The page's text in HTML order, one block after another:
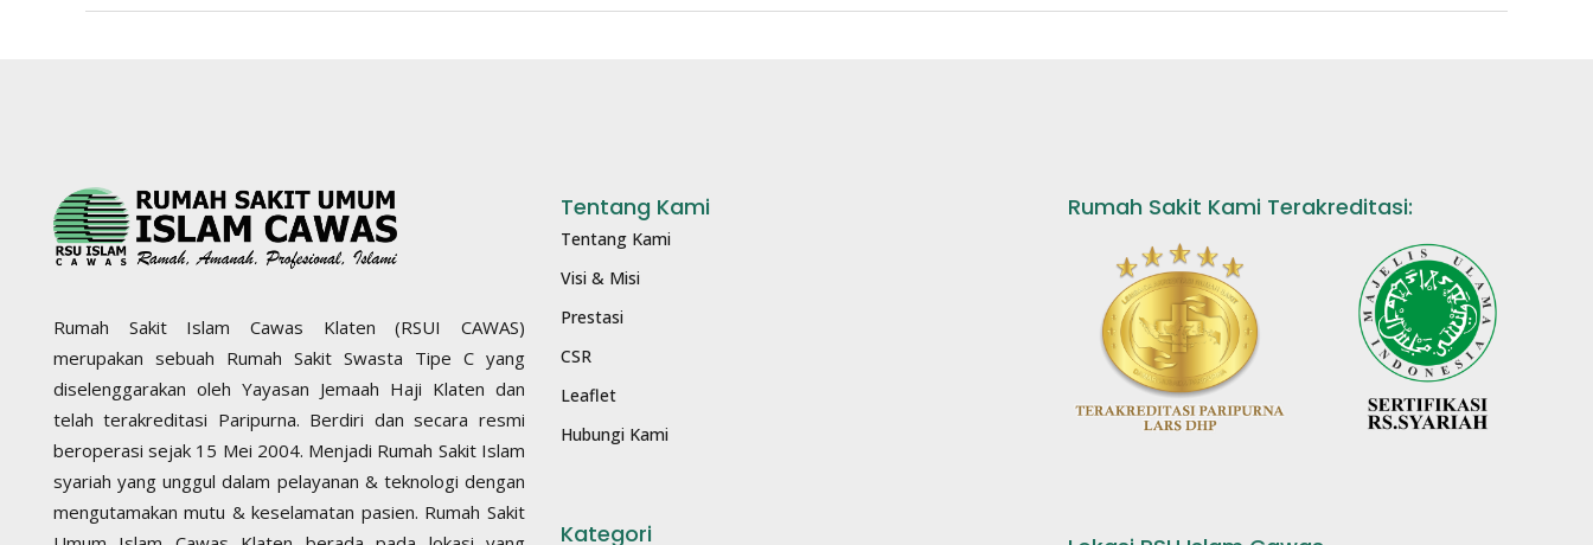
Rumah Sakit Islam Cawas Klaten (RSUI CAWAS)
merupakan sebuah Rumah Sakit Swasta Tipe C yang
diselenggarakan oleh Yayasan Jemaah Haji Klaten dan
telah terakreditasi Paripurna. Berdiri dan secara resmi
beroperasi sejak 15 Mei 2004. Menjadi Rumah Sakit Islam
syariah yang unggul dalam pelayanan & teknologi dengan
mengutamakan mutu & keselamatan pasien. Rumah Sakit
Tentang Kami
Tentang Kami
Visi & Misi
Prestasi
CSR
Leaflet
Hubungi Kami
Kategori
Rumah Sakit Kami Terakreditasi: